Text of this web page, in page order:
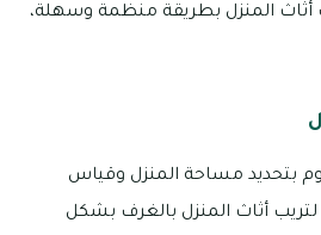
أثاث المنزل بطريقة منظمة وسهلة،
بتحديد مساحة المنزل وقياس
أثاث المنزل بالغرف بشكل